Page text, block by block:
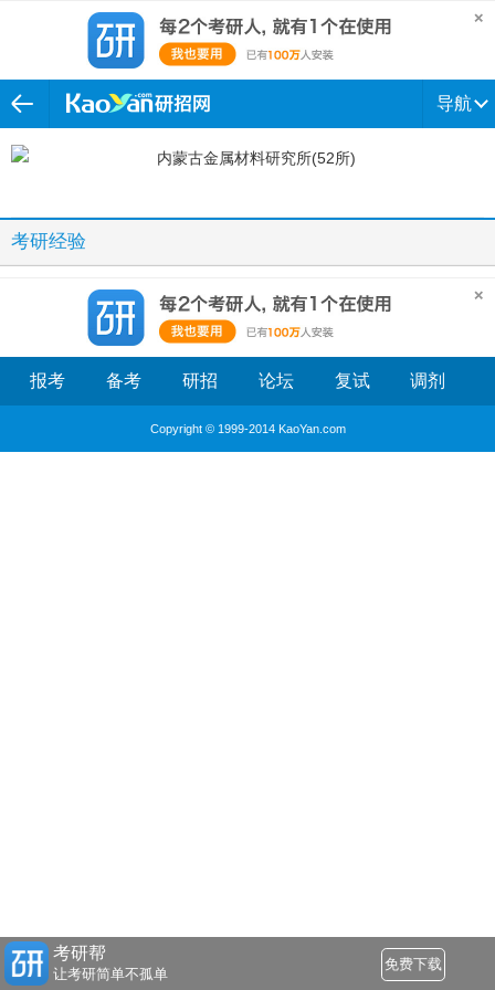
导航
考研经验
报考 备考 研招 论坛 复试 调剂
Copyright © 1999-2014 KaoYan.com
考研帮
让考研简单不孤单
免费下载